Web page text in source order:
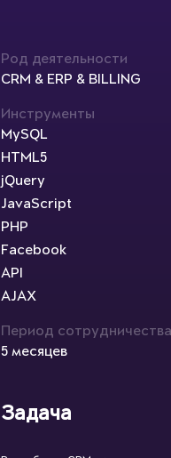
Род деятельности
CRM & ERP & BILLING
Инструменты
MySQL
HTML5
jQuery
JavaScript
PHP
Facebook
API
AJAX
Период сотрудничества
5 месяцев
Задача